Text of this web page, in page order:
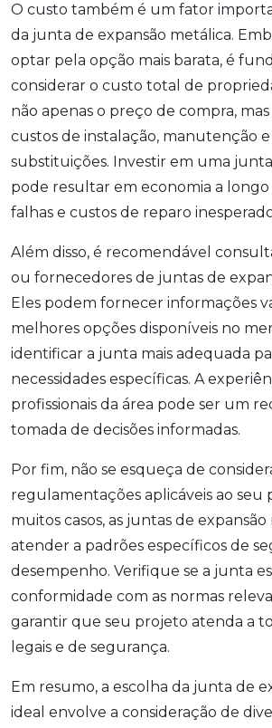
O custo também é um fator
da junta de expansão metálica.
optar pela opção mais barata, é
considerar o custo total de
não apenas o preço de compra,
custos de instalação, manutenção e
substituições. Investir em uma
pode resultar em economia a longo
falhas e custos de reparo
Além disso, é recomendável
ou fornecedores de juntas de
Eles podem fornecer informações
melhores opções disponíveis no
identificar a junta mais adequada
necessidades específicas. A
profissionais da área pode ser um
tomada de decisões informadas.
Por fim, não se esqueça de
regulamentações aplicáveis ao seu
muitos casos, as juntas de
atender a padrões específicos de
desempenho. Verifique se a junta
conformidade com as normas
garantir que seu projeto atenda a
legais e de segurança.
Em resumo, a escolha da junta de
ideal envolve a consideração de